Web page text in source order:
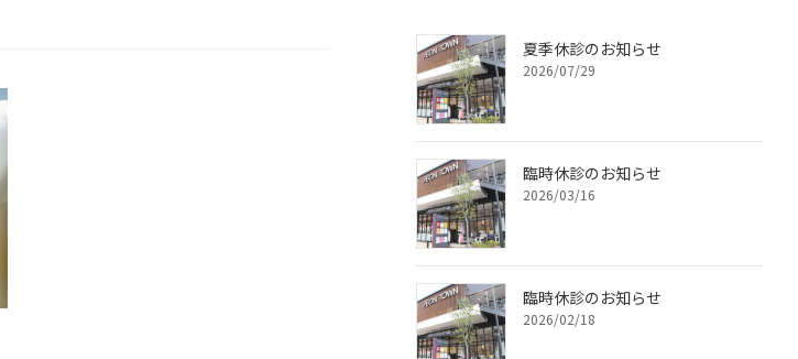
夏季休診のお知らせ
2026/07/29
臨時休診のお知らせ
2026/03/16
臨時休診のお知らせ
2026/02/18